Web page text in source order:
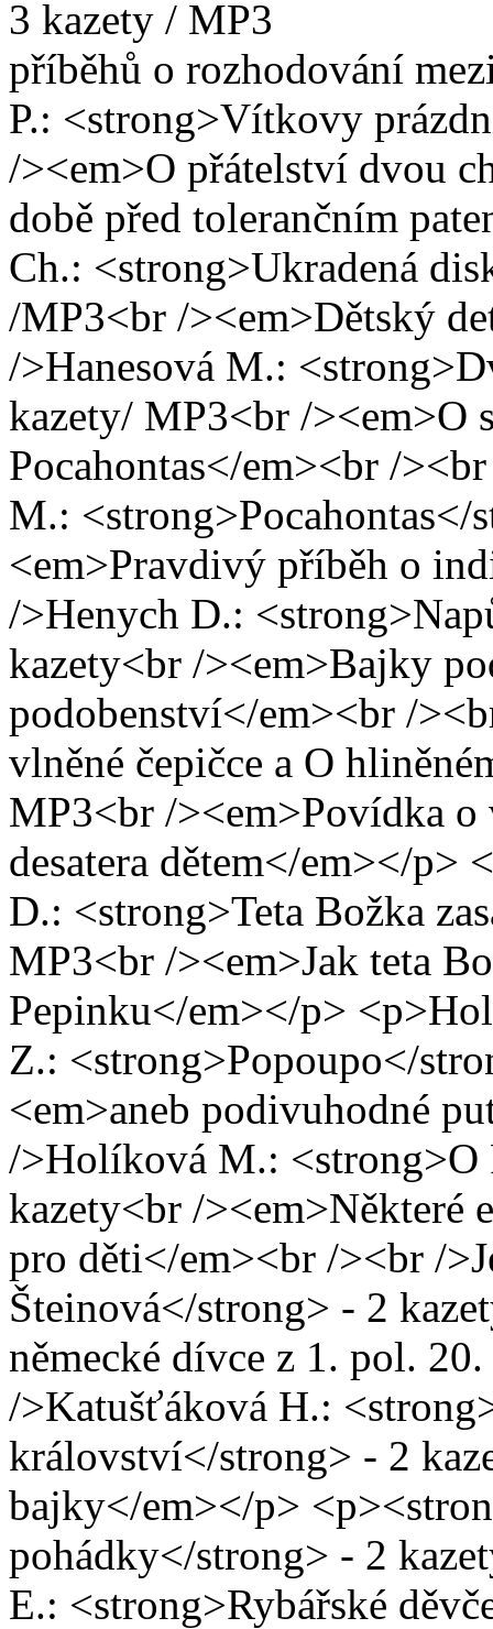
3 kazety /
příběhů o rozhodování
P.: <strong>Vítkovy
/><em>O přátelství dvou
době před tolerančním
Ch.: <strong>Ukradená
/MP3<br /><em>Dětský
/>Hanesová M.:
kazety/ MP3<br /><em>O
Pocahontas</em><br /
M.:
<em>Pravdivý příběh o
/>Henych D.:
kazety<br /><em>Bajky
podobenství</em><br /
vlněné čepičce a O
MP3<br /><em>Povídka
desatera dětem</em></p>
D.: <strong>Teta Božka
MP3<br /><em>Jak teta
Pepinku</em></p>
Z.: <strong>Popoupo</
<em>aneb podivuhodné
/>Holíková M.: <strong>O
kazety<br /><em>Některé
pro děti</em><br /><br /
Šteinová</strong> - 2
německé dívce z 1. pol.
/>Katušťáková H.:
království</strong> - 2
bajky</em></p>
pohádky</strong> - 2
E.: <strong>Rybářské